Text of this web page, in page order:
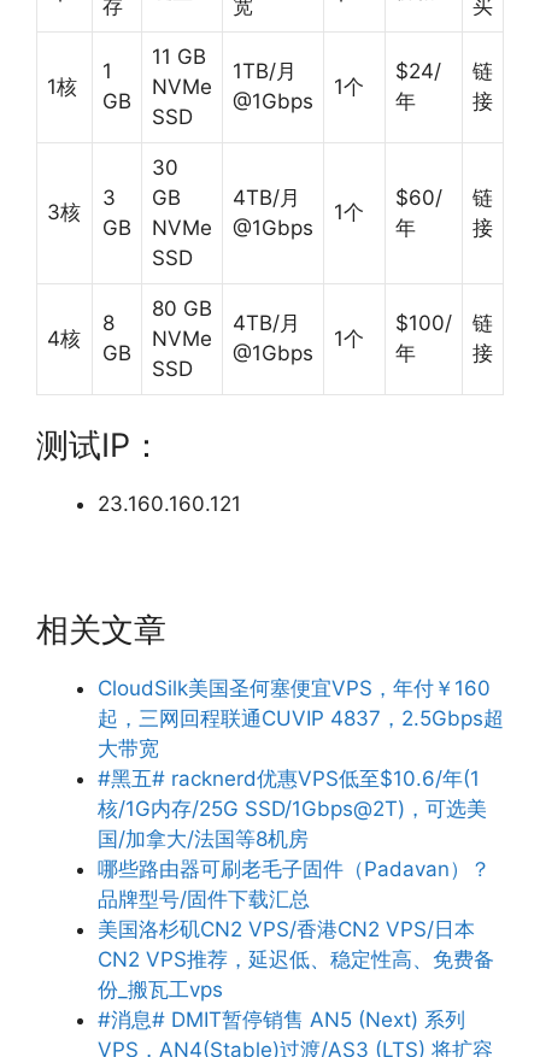
存
宽
买
1核
1
GB
11 GB
NVMe
SSD
1TB/月
@1Gbps
1个
$24/
年
链
接
3核
3
GB
30
GB
NVMe
SSD
4TB/月
@1Gbps
1个
$60/
年
链
接
4核
8
GB
80 GB
NVMe
SSD
4TB/月
@1Gbps
1个
$100/
年
链
接
测试IP：
23.160.160.121
相关文章
CloudSilk美国圣何塞便宜VPS，年付￥160
起，三网回程联通CUVIP 4837，2.5Gbps超
大带宽
#黑五# racknerd优惠VPS低至$10.6/年(1
核/1G内存/25G SSD/1Gbps@2T)，可选美
国/加拿大/法国等8机房
哪些路由器可刷老毛子固件（Padavan）？
品牌型号/固件下载汇总
美国洛杉矶CN2 VPS/香港CN2 VPS/日本
CN2 VPS推荐，延迟低、稳定性高、免费备
份_搬瓦工vps
#消息# DMIT暂停销售 AN5 (Next) 系列
VPS，AN4(Stable)过渡/AS3 (LTS) 将扩容